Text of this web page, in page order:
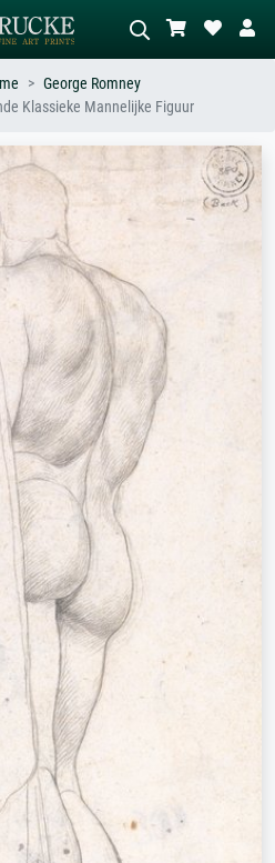
Beschrijf de scène – bijv. groene
weide, abstract met veel rood, donker
olieverfschilderij, staand naakt naast
George Romney
Klassieke Mannelijke Figuur